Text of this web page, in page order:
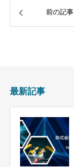
前の記事
最新記事